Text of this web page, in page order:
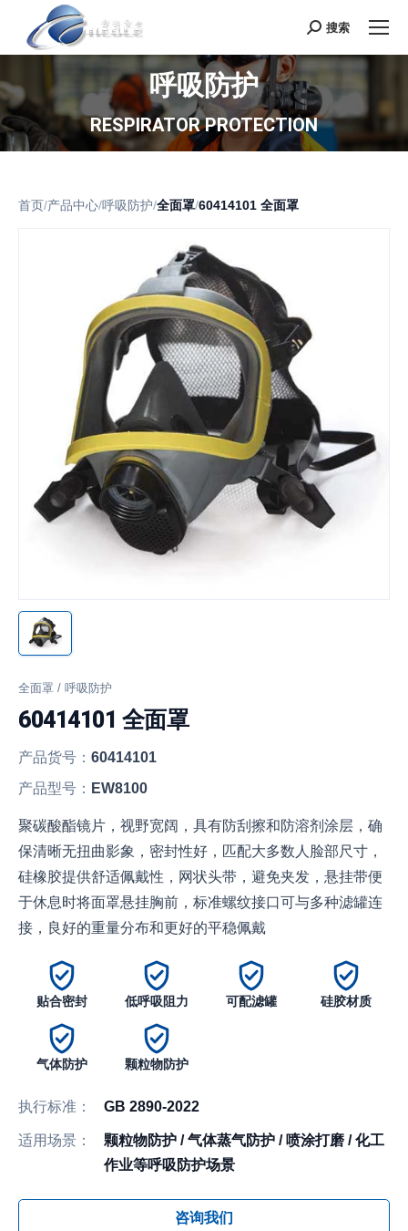
Search:
搜索
呼吸防护
RESPIRATOR PROTECTION
首页 /产品中心/呼吸防护/全面罩/60414101 全面罩
全面罩 / 呼吸防护
60414101 全面罩
产品货号： 60414101
产品型号： EW8100
聚碳酸酯镜片，视野宽阔，具有防刮擦和防溶剂涂层，确
保清晰无扭曲影象，密封性好，匹配大多数人脸部尺寸，
硅橡胶提供舒适佩戴性，网状头带，避免夹发，悬挂带便
于休息时将面罩悬挂胸前，标准螺纹接口可与多种滤罐连
接，良好的重量分布和更好的平稳佩戴
贴合密封 低呼吸阻力 可配滤罐 硅胶材质
气体防护 颗粒物防护
执行标准： GB 2890-2022
适用场景：
颗粒物防护 / 气体蒸气防护 / 喷涂打磨 / 化工
作业等呼吸防护场景
咨询我们